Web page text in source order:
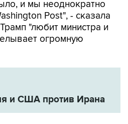
и мы неоднократно
Post", - сказала
"любит министра и
огромную
и США против Ирана